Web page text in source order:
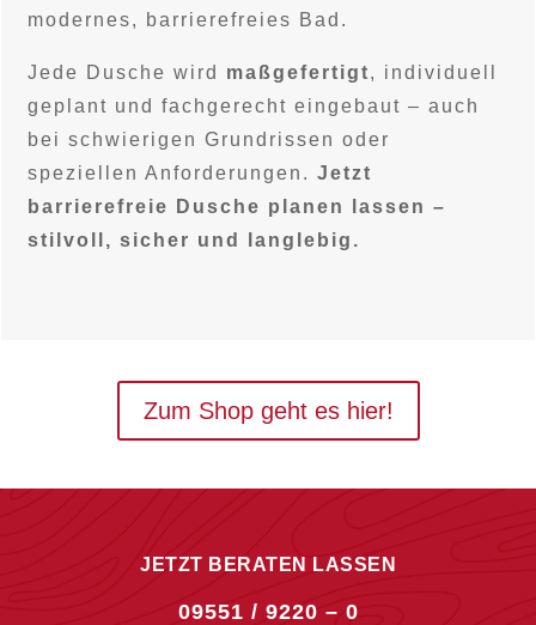
modernes, barrierefreies Bad.
Jede Dusche wird maßgefertigt, individuell
geplant und fachgerecht eingebaut – auch
bei schwierigen Grundrissen oder
speziellen Anforderungen.Jetzt
barrierefreie Dusche planen lassen –
stilvoll, sicher und langlebig.
Zum Shop geht es hier!
JETZT BERATEN LASSEN
09551 / 9220 – 0